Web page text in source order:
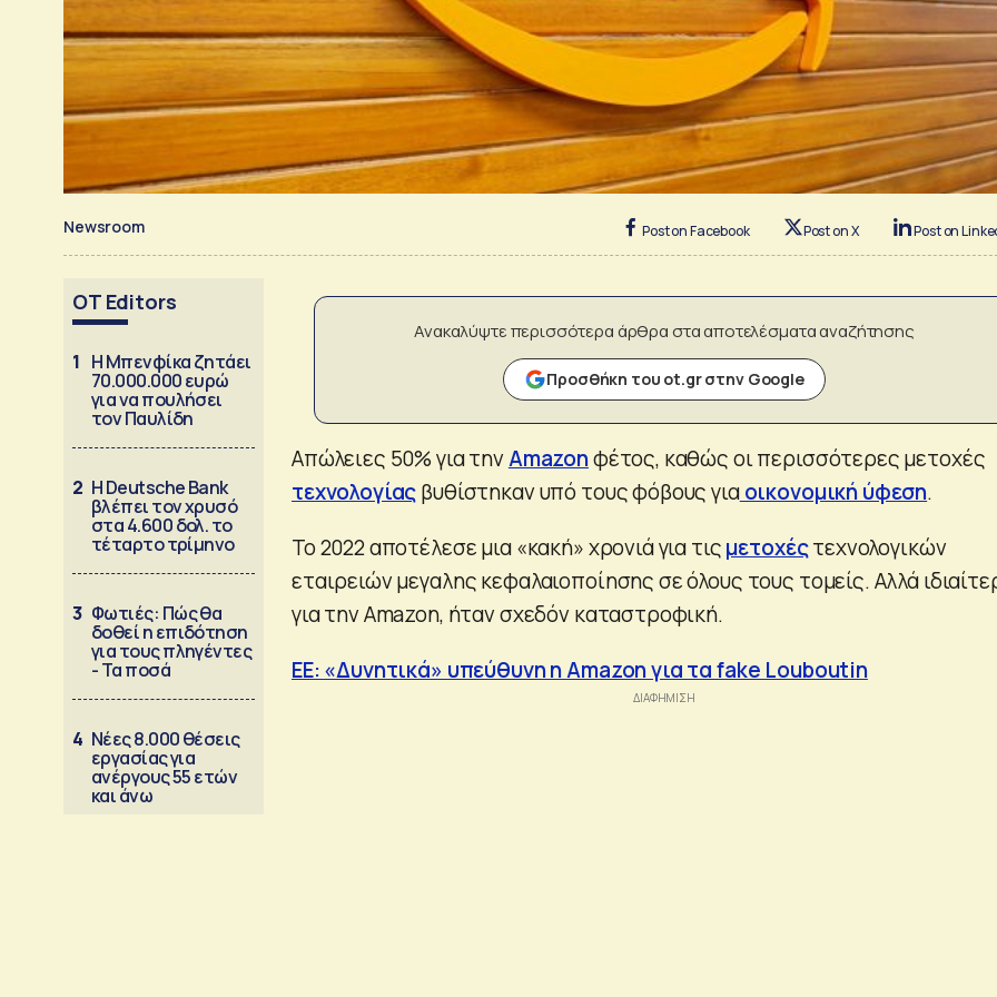
Newsroom Post on Facebook Post on X Post on
OT Editors
1 Η Μπενφίκα ζητάει
70.000.000 ευρώ
για να πουλήσει
τον Παυλίδη
2 Η Deutsche Bank
βλέπει τον χρυσό
στα 4.600 δολ. το
τέταρτο τρίμηνο
3 Φωτιές: Πώς θα
δοθεί η επιδότηση
για τους πληγέντες
- Τα ποσά
4 Νέες 8.000 θέσεις
εργασίας για
ανέργους 55 ετών
και άνω
Ανακαλύψτε περισσότερα άρθρα στα αποτελέσματα αναζήτησης
Προσθήκη του ot.gr στην Google
Απώλειες 50% για τηνAmazonφέτος, καθώς οι περισσότερες μετοχές
τεχνολογίαςβυθίστηκαν υπό τους φόβους γιαοικονομική ύφεση.
Το 2022 αποτέλεσε μια «κακή» χρονιά για τιςμετοχέςτεχνολογικών
εταιρειών μεγαλης κεφαλαιοποίησης σε όλους τους τομείς. Αλλά
για την Amazon, ήταν σχεδόν καταστροφική.
ΕΕ: «Δυνητικά» υπεύθυνη η Amazon για τα fake Louboutin